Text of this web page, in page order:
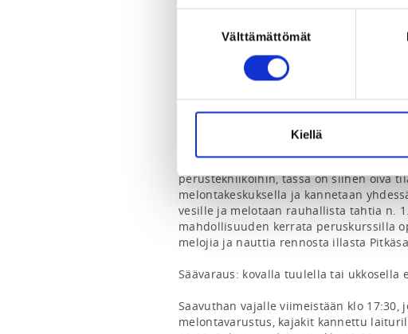
Välttämättömät
Kiellä
Marko Pihl
Aloittelijoiden melontaillat on suunnattu
jäsenille, jotka ovat käyneet melonnan
Melontailta on ilmainen, matalan
melontakeskuksella toimimiseen,
perustekniikoihin, tässä on siihen oiva
melontakeskuksella ja kannetaan
vesille ja melotaan rauhallista tahtia n.
mahdollisuuden kerrata peruskurssilla
melojia ja nauttia rennosta illasta
Säävaraus: kovalla tuulella tai ukkosella
Saavuthan vajalle viimeistään klo
melontavarustus, kajakit kannettu